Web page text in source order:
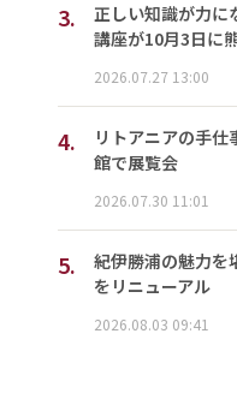
3.
正しい知識が力
講座が10月3日に
2026.07.27 13:00
4.
リトアニアの手
館で展覧会
2026.07.30 11:01
5.
紀伊勝浦の魅力
をリニューアル
2026.08.03 09:41